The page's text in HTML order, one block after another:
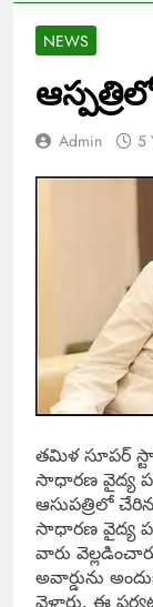
NEWS
Admin 5
తమిళ సూపర్​
సాధారణ వైద్య
ఆసుపత్రిలో
సాధారణ వైద్య
వారు
అవార్డును
వెళ్లారు. ఈ